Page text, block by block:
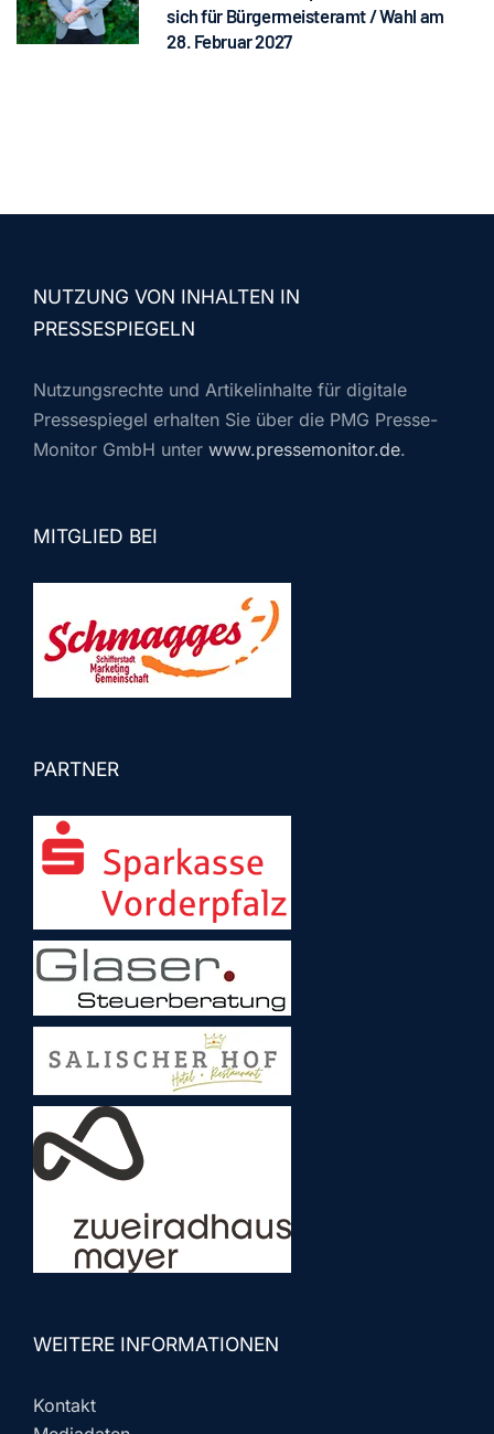
sich für Bürgermeisteramt / Wahl am
28. Februar 2027
NUTZUNG VON INHALTEN IN
PRESSESPIEGELN
Nutzungsrechte und Artikelinhalte für digitale
Pressespiegel erhalten Sie über die PMG Presse-
Monitor GmbH unter www.pressemonitor.de.
MITGLIED BEI
PARTNER
WEITERE INFORMATIONEN
Kontakt